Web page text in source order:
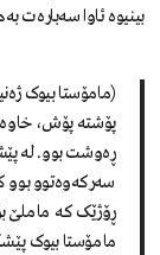
بینیوە ئاوا سەبارەت
(مامۆستا بیوک
پۆشتە پۆش،
ڕەوشت بوو. لە
سەرکەوەتوو بوو
ڕۆژێک کە ماملێ
مامۆستا بیوک